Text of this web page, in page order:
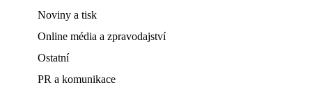
Noviny a tisk
Online média a zpravodajství
Ostatní
PR a komunikace